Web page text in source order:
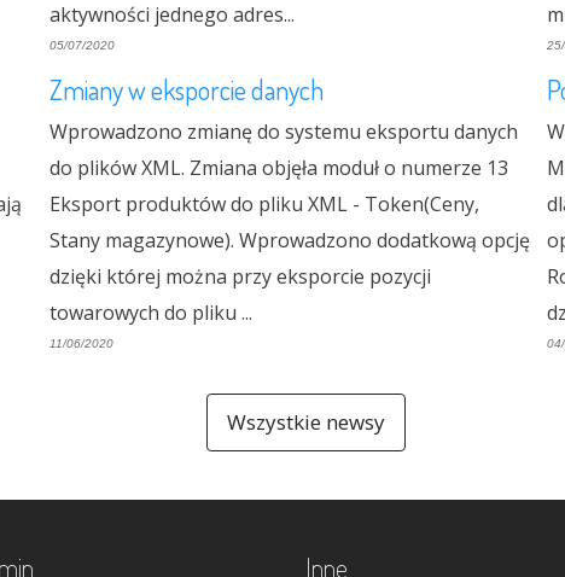
aktywności jednego adres...
05/07/2020
Zmiany w eksporcie danych
Wprowadzono zmianę do systemu eksportu danych
do plików XML. Zmiana objęła moduł o numerze 13
Eksport produktów do pliku XML - Token(Ceny,
Stany magazynowe). Wprowadzono dodatkową opcję
dzięki której można przy eksporcie pozycji
towarowych do pliku ...
11/06/2020
Wszystkie newsy
Inne